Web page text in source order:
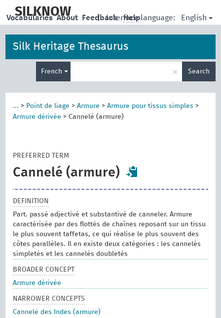
main
SILKNOW | Interface language: English
Vocabularies About Feedback Help
Silk Heritage Thesaurus
French × Search
... > Point de liage >Armure >Armure pour tissus simples >
Armure dérivée > Cannelé (armure)
PREFERRED TERM
Cannelé (armure)
DEFINITION
Part. passé adjectivé et substantivé de canneler. Armure
caractérisée par des flottés de chaînes reposant sur un tissu
le plus souvent taffetas, ce qui réalise le plus souvent des
côtes parallèles. Il en existe deux catégories : les cannelés
simpletés et les cannelés doubletés
BROADER CONCEPT
Armure dérivée
NARROWER CONCEPTS
Cannelé des Indes (armure)